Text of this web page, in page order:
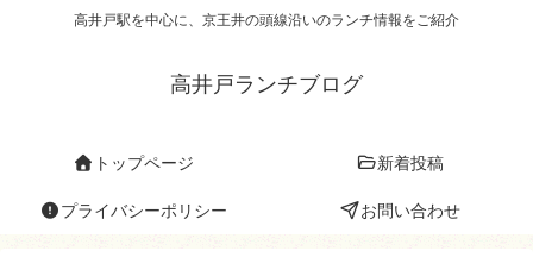
高井戸駅を中心に、京王井の頭線沿いのランチ情報をご紹介
高井戸ランチブログ
トップページ 新着投稿
プライバシーポリシー お問い合わせ